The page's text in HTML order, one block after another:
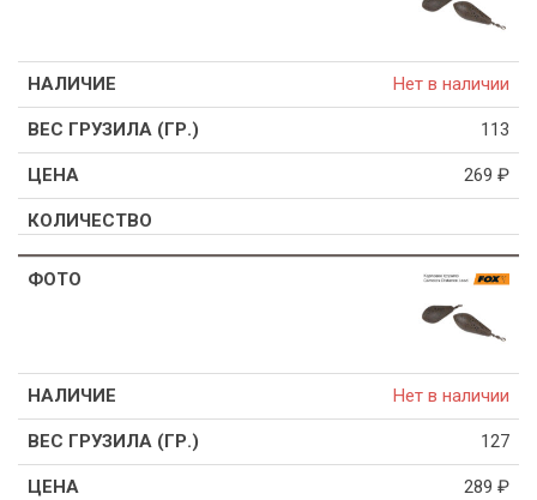
Нет в наличии
113
269 ₽
Нет в наличии
127
289 ₽